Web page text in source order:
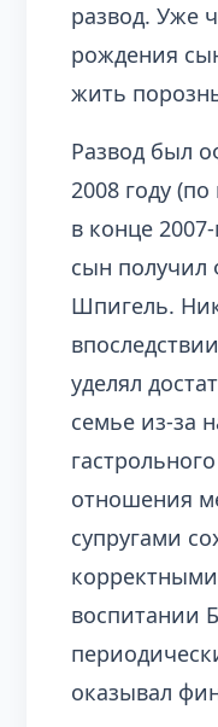
развод. Уже
рождения
жить
Развод был
2008 году
в конце
сын
Шпигель.
уделял
семье из-за
отношения
супругами
воспитании
оказывал